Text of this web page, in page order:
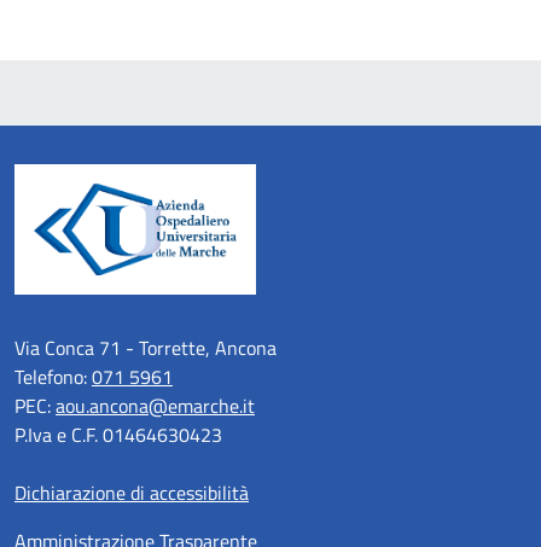
Via Conca 71 - Torrette, Ancona
Telefono:071 5961
PEC:aou.ancona@emarche.it
P.Iva e C.F. 01464630423
Dichiarazione di accessibilità
Amministrazione Trasparente